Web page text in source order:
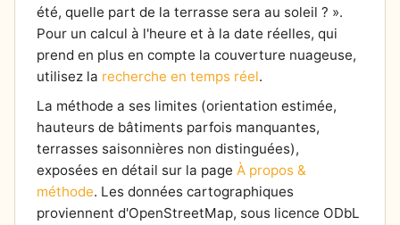
été, quelle part de la terrasse sera au soleil ? ».
Pour un calcul à l'heure et à la date réelles, qui
prend en plus en compte la couverture nuageuse,
utilisez la recherche en temps réel.
La méthode a ses limites (orientation estimée,
hauteurs de bâtiments parfois manquantes,
terrasses saisonnières non distinguées),
exposées en détail sur la page À propos &
méthode. Les données cartographiques
proviennent d'OpenStreetMap, sous licence ODbL